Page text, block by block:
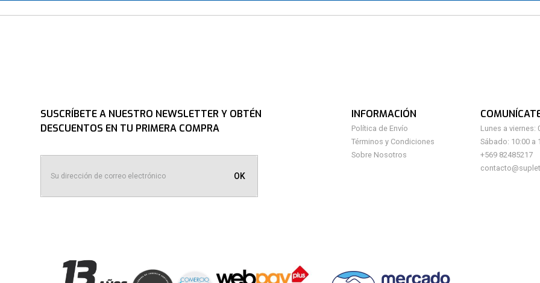
SUSCRÍBETE A NUESTRO NEWSLETTER Y OBTÉN
DESCUENTOS EN TU PRIMERA COMPRA
OK
INFORMACIÓN
Política de Envío
Términos y Condiciones
Sobre Nosotros
Lunes a viernes:
Sábado: 10:00 a
+569 82485217